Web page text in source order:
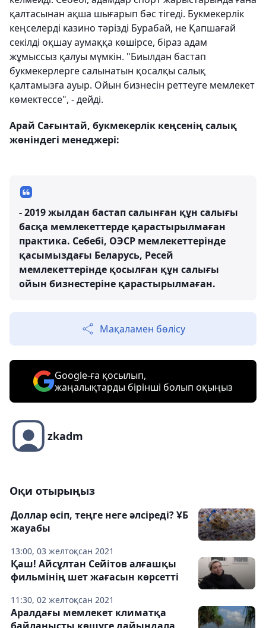
қалтасынан ақша шығарып бәс тігеді. Букмекерлік
кеңселерді казино тәрізді Бурабай, не Қапшағай
секілді оқшау аумаққа көшірсе, біраз адам
жұмыссыз қалуы мүмкін. "Биылдан бастап
букмекерлерге салынатын қосалқы салық
қалтамызға ауыр. Ойын бизнесін реттеуге мемлекет
көмектессе", - дейді.
Арай Сағынтай, букмекерлік кеңсенің салық
жөніндегі менеджері:
- 2019 жылдан бастап салынған құн салығы
басқа мемлекеттерде қарастырылмаған
практика. Себебі, ОЭСР мемлекеттерінде
қасымыздағы Беларусь, Ресей
мемлекеттерінде қосылған құн салығы
ойын бизнестеріне қарастырылмаған.
Мақаламен бөлісу
Google-ға қосылып,
жаңалықтарды бірінші болып оқыңыз
zkadm
Оқи отырыңыз
13:00, 03 желтоқсан 2021
Доллар өсіп, теңге неге әлсіреді? ҰБ
жауабы
11:30, 02 желтоқсан 2021
Қаш! Айсұлтан Сейітов алғашқы
фильмінің шет жағасын көрсетті
Аралдағы мемлекет климатқа